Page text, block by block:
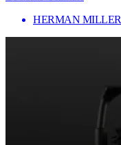
HERMAN MILLER